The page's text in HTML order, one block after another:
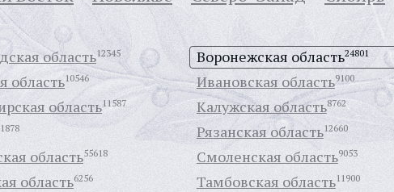
область12345
область10546
область11587
Воронежская область24801
Ивановская область9100
Калужская область8762
область55618
область6256
Рязанская область12660
Смоленская область9053
Тамбовская область11900